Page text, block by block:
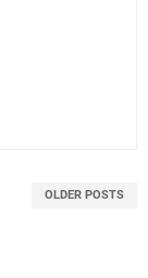
OLDER POSTS